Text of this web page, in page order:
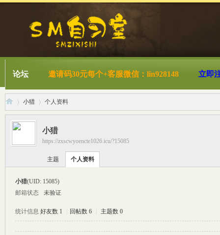
论坛 邀请码30元每个+客服微信：lin928148 立即
›
小猎
›
个人资料
小猎
https://zxscwyoencte1026.icu/?15085
主题 个人资料
小猎(UID: 15085)
邮箱状态
未验证
统计信息 好友数 1 回帖数 6 主题数 0